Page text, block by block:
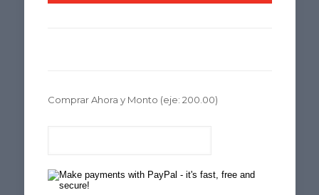
Comprar Ahora y Monto (eje: 200.00)